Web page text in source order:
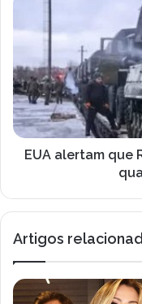
que
pode
invadir
a
Ucrânia
'a
qualquer
EUA alertam que
Artigos